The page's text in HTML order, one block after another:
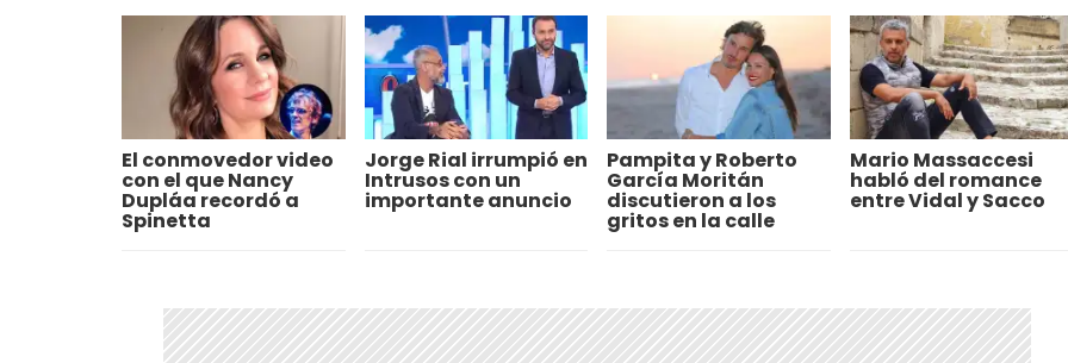
El conmovedor video
con el que Nancy
Dupláa recordó a
Spinetta
Jorge Rial irrumpió en
Intrusos con un
importante anuncio
Pampita y Roberto
García Moritán
discutieron a los
gritos en la calle
Mario Massaccesi
habló del romance
entre Vidal y Sacco